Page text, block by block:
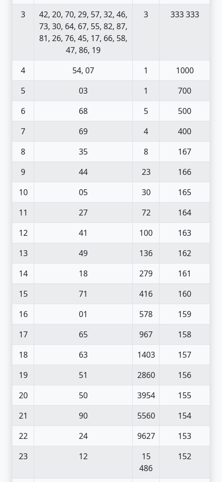
3
42, 20, 70, 29, 57, 32, 46,
73, 30, 64, 67, 55, 82, 87,
81, 26, 76, 45, 17, 66, 58,
47, 86, 19
3 333 333
4 54, 07 1
1000
5
03 1
700
6
68 5
500
7
69 4
400
8
35 8
167
9
44 23
166
10
05 30
165
11
27 72
164
12
41 100
163
13
49 136
162
14
18 279
161
15
71 416
160
16
01 578
159
17
65 967
158
18
63 1403
157
19
51 2860
156
20
50 3954
155
21
90 5560
154
22
24 9627
153
23
12
15
486
152